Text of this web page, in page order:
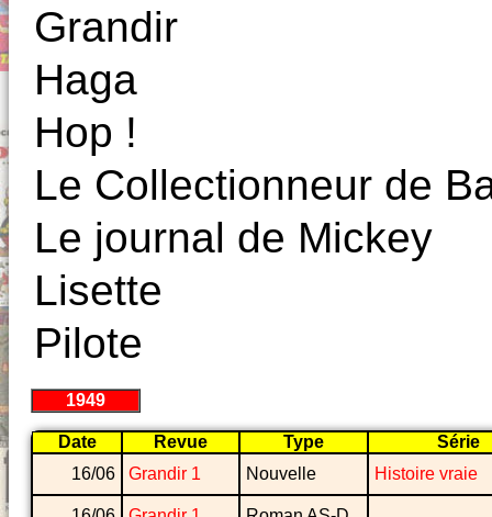
Grandir
Haga
Hop !
Le Collectionneur de
Le journal de Mickey
Lisette
Pilote
1949
Date Revue Type
Série
16/06
Grandir 1 Nouvelle Histoire vraie